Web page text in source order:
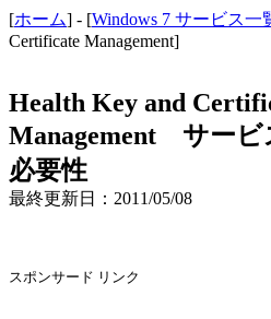
[ホーム] - [Windows 7 サービス一
Certificate Management]
Health Key and
Management サービ
必要性
最終更新日：2011/05/08
スポンサード リンク